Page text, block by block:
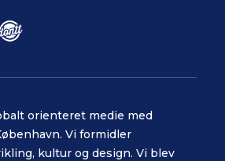
orienteret medie med
Vi formidler
kultur og design. Vi blev